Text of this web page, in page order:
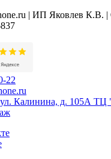
| ИП Яковлев
22
ул. Калинина, д. 105А